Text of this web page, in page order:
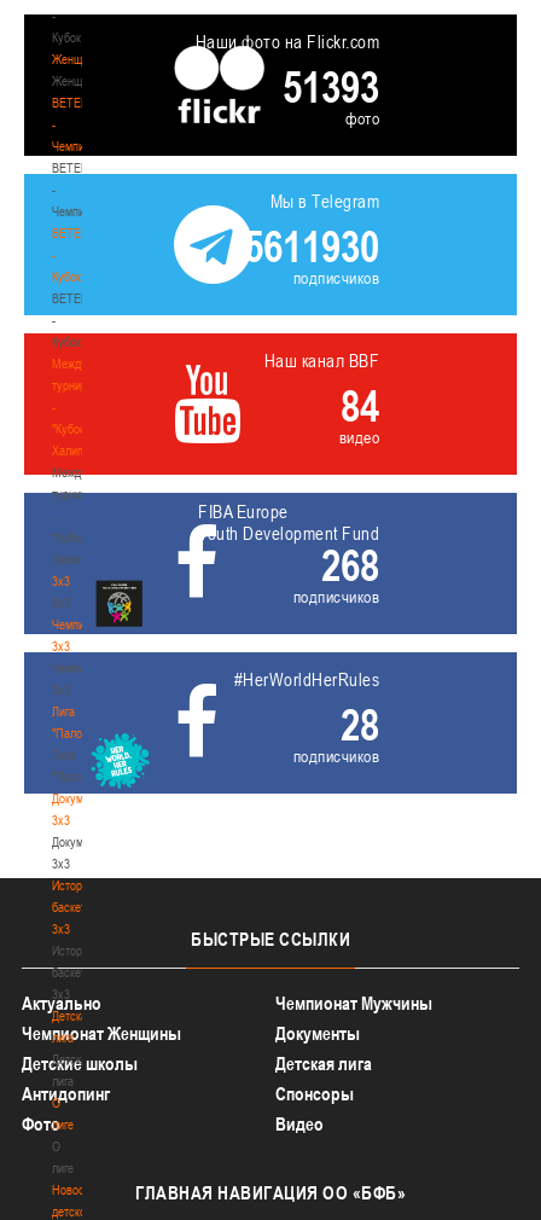
-
Кубок
Женщины
Женщины
BETERA
-
Чемпионат
BETERA
-
Чемпионат
BETERA
-
Кубок
BETERA
-
Кубок
Международный
турнир
-
"Кубок
Халипского"
Международный
турнир
-
"Кубок
Халипского"
3x3
3x3
Чемпионат
3х3
Чемпионат
3х3
Лига
"Палова"
Лига
"Палова"
Документы
3х3
Документы
3х3
История
баскетбола
3х3
История
баскетбола
3х3
Детская
лига
Детская
лига
О
лиге
О
лиге
Новости
детской
Наши фото на Flickr.com
51393
фото
Мы в Telegram
5611930
подписчиков
Наш канал BBF
84
видео
FIBA Europe
Youth Development Fund
268
подписчиков
#HerWorldHerRules
28
подписчиков
БЫСТРЫЕ ССЫЛКИ
Актуально
Чемпионат Мужчины
Чемпионат Женщины
Документы
Детские школы
Детская лига
Антидопинг
Спонсоры
Фото
Видео
ГЛАВНАЯ НАВИГАЦИЯ ОО «БФБ»